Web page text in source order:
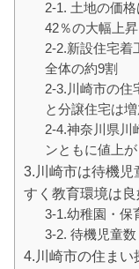
2-1. 土地の価
42％の大幅上昇
2-2.新設住宅着
全体の約9割
2-3.川崎市の住
と分譲住宅は増
2-4.神奈川県川
ンともに値上
3.川崎市は待機児
すく教育環境は良
3-1.幼稚園・保
3-2. 待機児童数
4.川崎市の住まい